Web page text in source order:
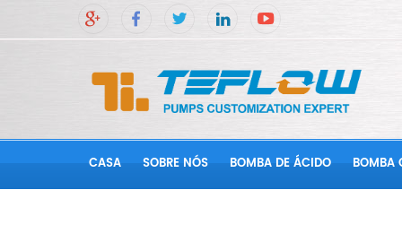
CASA SOBRE NÓS BOMBA DE ÁCIDO BOMBA